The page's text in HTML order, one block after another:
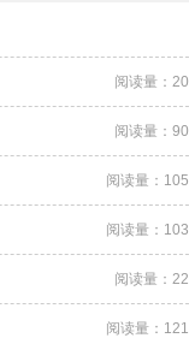
阅读量：20
阅读量：90
阅读量：105
阅读量：103
阅读量：22
阅读量：121